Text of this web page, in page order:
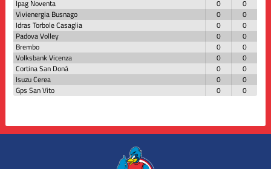
Ipag Noventa
0
0
Vivienergia Busnago
0
0
Idras Torbole Casaglia
0
0
Padova Volley
0
0
Brembo
0
0
Volksbank Vicenza
0
0
Cortina San Donà
0
0
Isuzu Cerea
0
0
Gps San Vito
0 0